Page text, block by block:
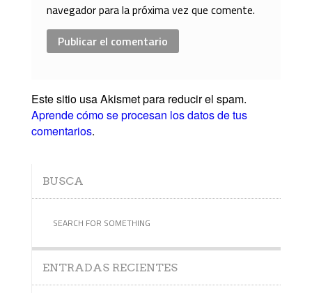
navegador para la próxima vez que comente.
Este sitio usa Akismet para reducir el spam.
Aprende cómo se procesan los datos de tus
comentarios.
BUSCA
ENTRADAS RECIENTES